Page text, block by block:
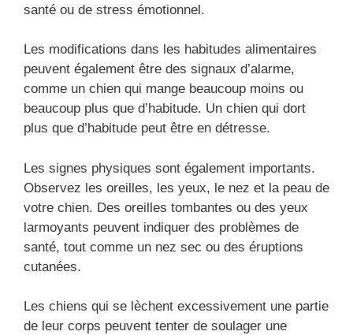
santé ou de stress émotionnel.
Les modifications dans les habitudes alimentaires
peuvent également être des signaux d’alarme,
comme un chien qui mange beaucoup moins ou
beaucoup plus que d’habitude. Un chien qui dort
plus que d’habitude peut être en détresse.
Les signes physiques sont également importants.
Observez les oreilles, les yeux, le nez et la peau de
votre chien. Des oreilles tombantes ou des yeux
larmoyants peuvent indiquer des problèmes de
santé, tout comme un nez sec ou des éruptions
cutanées.
Les chiens qui se lèchent excessivement une partie
de leur corps peuvent tenter de soulager une